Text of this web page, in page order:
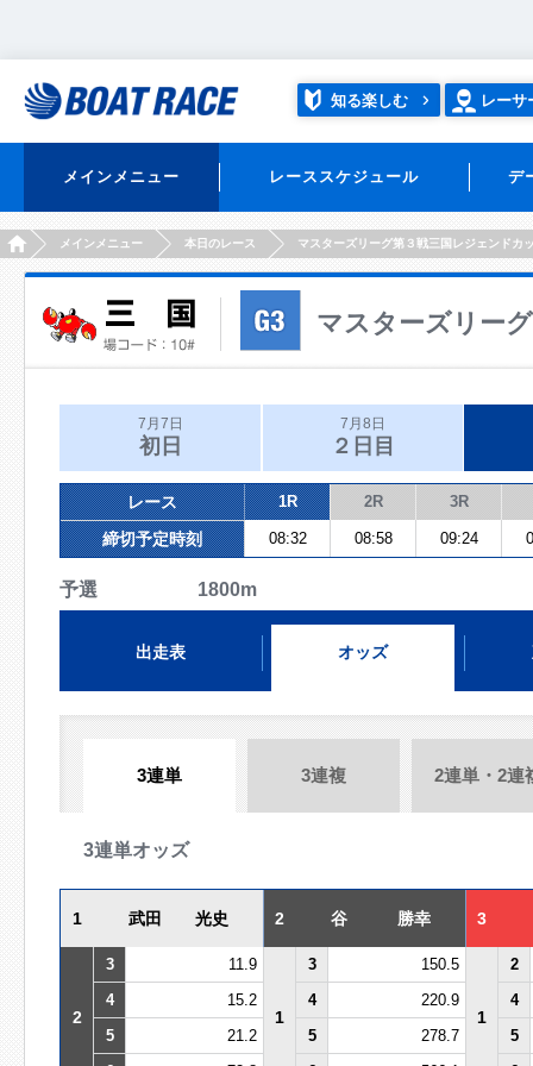
知る楽しむ レーサ
メインメニュー レーススケジュール デ
HOMEメインメニュー 本日のレース マスターズリーグ第３戦三国レジェンドカ
マスターズリー
7月7日
初日
7月8日
２日目
レース 1R 2R 3R
締切予定時刻 08:32 08:58 09:24
予選 1800m
出走表 オッズ
3連単 3連複 2連単・2連
3連単オッズ
1 武田 光史 2 谷 勝幸 3
2
3 11.9
1
3 150.5
1
2
4
15.2 4 220.9
4
5
21.2 5 278.7
5